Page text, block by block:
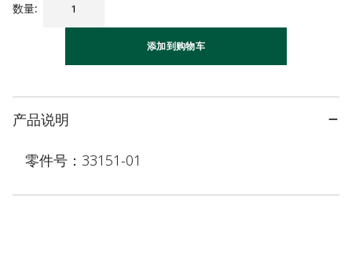
数量:
添加到购物车
产品说明
零件号：33151-01